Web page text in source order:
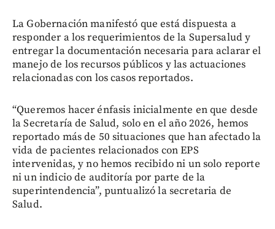
La Gobernación manifestó que está dispuesta a
responder a los requerimientos de la Supersalud y
entregar la documentación necesaria para aclarar el
manejo de los recursos públicos y las actuaciones
relacionadas con los casos reportados.
“Queremos hacer énfasis inicialmente en que desde
la Secretaría de Salud, solo en el año 2026, hemos
reportado más de 50 situaciones que han afectado la
vida de pacientes relacionados con EPS
intervenidas, y no hemos recibido ni un solo reporte
ni un indicio de auditoría por parte de la
superintendencia”, puntualizó la secretaria de
Salud.